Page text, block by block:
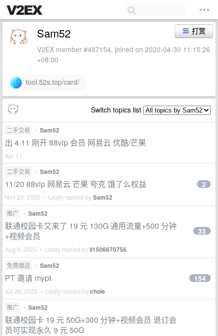
打赏
Sam52
V2EX member #487154, joined on 2020-04-30 11:15:26
+08:00
tool.52s.top/card/
Switch topics list
二手交易 • Sam52
出 4.11 刚开 88vip 会员 网易云 优酷/芒果
Apr 11
二手交易
• Sam52
11/20 88vip 网易云 芒果 夸克 饿了么权益
Nov 20, 2025 • Lastly replied bySam52
2
推广 • Sam52
联通校园卡又来了 19 元 130G 通用流量+500 分钟
+视频会员
Aug 5, 2025 • Lastly replied byll1506670756
33
免费赠送 • Sam52
PT 邀请 mypt
Jul 26, 2025 • Lastly replied bychole
154
推广 • Sam52
联通校园卡 19 元 50G+300 分钟+视频会员 退订会
员可实现永久 9 元 50G